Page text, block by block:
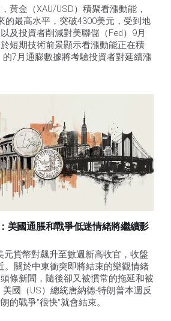
黃金（XAU/USD）積聚看漲動能，
的最高水平，突破4300美元，受到地
及投資者削減對美聯儲（Fed）9月
短期技術前景顯示看漲動能正在積
7月通膨數據將考驗投資者對延續漲
美國通脹和戰爭低迷情緒將繼續影
貨幣對飆升至數週新高收官，收盤
。關於中東衝突即將結束的樂觀情緒
條新聞，隨後卻又被慣常的拖延和被
國（US）總統唐納德-特朗普本週反
的戰爭"很快"就會結束。